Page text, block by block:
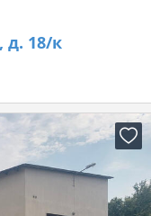
д. 18/к